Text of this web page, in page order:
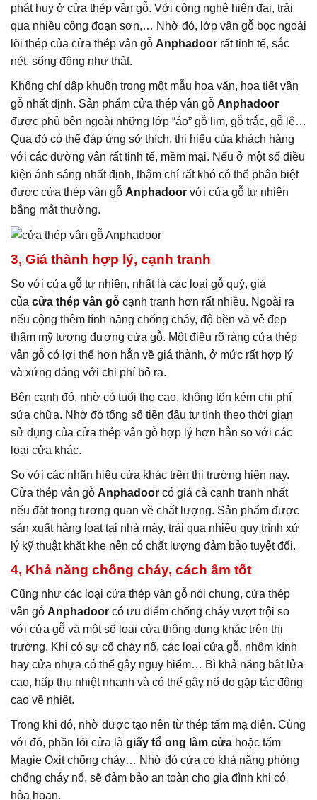
phát huy ở cửa thép vân gỗ. Với công nghệ hiện đại, trải
qua nhiều công đoạn sơn,… Nhờ đó, lớp vân gỗ bọc ngoài
lõi thép của cửa thép vân gỗ Anphadoor rất tinh tế, sắc
nét, sống động như thật.
Không chỉ dập khuôn trong một mẫu hoa văn, họa tiết vân
gỗ nhất định. Sản phẩm cửa thép vân gỗ Anphadoor
được phủ bên ngoài những lớp “áo” gỗ lim, gỗ trắc, gỗ lê…
Qua đó có thể đáp ứng sở thích, thị hiếu của khách hàng
với các đường vân rất tinh tế, mềm mại. Nếu ở một số điều
kiện ánh sáng nhất định, thậm chí rất khó có thể phân biệt
được cửa thép vân gỗ Anphadoor với cửa gỗ tự nhiên
bằng mắt thường.
3, Giá thành hợp lý, cạnh tranh
So với cửa gỗ tự nhiên, nhất là các loại gỗ quý, giá
của cửa thép vân gỗ cạnh tranh hơn rất nhiều. Ngoài ra
nếu cộng thêm tính năng chống cháy, độ bền và vẻ đẹp
thẩm mỹ tương đương cửa gỗ. Một điều rõ ràng cửa thép
vân gỗ có lợi thế hơn hẳn về giá thành, ở mức rất hợp lý
và xứng đáng với chi phí bỏ ra.
Bên cạnh đó, nhờ có tuổi thọ cao, không tốn kém chi phí
sửa chữa. Nhờ đó tổng số tiền đầu tư tính theo thời gian
sử dụng của cửa thép vân gỗ hợp lý hơn hẳn so với các
loại cửa khác.
So với các nhãn hiệu cửa khác trên thị trường hiện nay.
Cửa thép vân gỗ Anphadoor có giá cả cạnh tranh nhất
nếu đặt trong tương quan về chất lượng. Sản phẩm được
sản xuất hàng loạt tại nhà máy, trải qua nhiều quy trình xử
lý kỹ thuật khắt khe nên có chất lượng đảm bảo tuyệt đối.
4, Khả năng chống cháy, cách âm tốt
Cũng như các loại cửa thép vân gỗ nói chung, cửa thép
vân gỗ Anphadoor có ưu điểm chống cháy vượt trội so
với cửa gỗ và một số loại cửa thông dụng khác trên thị
trường. Khi có sự cố cháy nổ, các loại cửa gỗ, nhôm kính
hay cửa nhựa có thể gây nguy hiểm… Bì khả năng bắt lửa
cao, hấp thụ nhiệt nhanh và có thể gây nổ do gặp tác động
cao về nhiệt.
Trong khi đó, nhờ được tạo nên từ thép tấm mạ điện. Cùng
với đó, phần lõi cửa là giấy tổ ong làm cửa hoặc tấm
Magie Oxit chống cháy… Nhờ đó cửa có khả năng phòng
chống cháy nổ, sẽ đảm bảo an toàn cho gia đình khi có
hỏa hoạn.